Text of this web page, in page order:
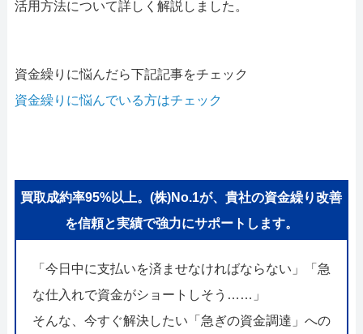
活用方法について詳しく解説しました。
資金繰りに悩んだら下記記事をチェック
資金繰りに悩んでいる方はチェック
買取成約率95%以上。(株)No.1が、貴社の資金繰り改善
を信頼と実績で強力にサポートします。
「今日中に支払いを済ませなければならない」「急
な仕入れで資金がショートしそう……」
そんな、今すぐ解決したい「急ぎの資金調達」への